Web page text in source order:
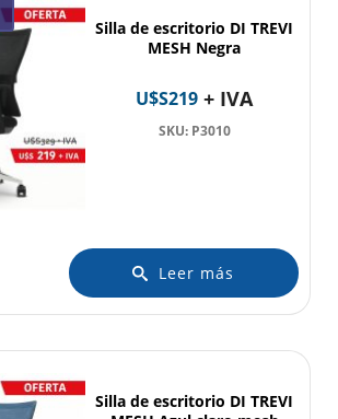
Silla de escritorio DI TREVI
MESH Negra
U$S219 + IVA
SKU: P3010
Leer más
Silla de escritorio DI TREVI